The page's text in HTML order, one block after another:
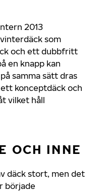
2013
som
och ett dubbfritt
en knapp kan
samma sätt dras
konceptdäck och
vilket håll
OCH INNE
däck stort, men det
började